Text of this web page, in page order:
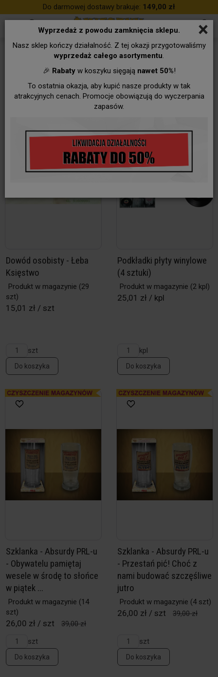
×
Wyprzedaż z powodu zamknięcia sklepu.
Nasz sklep kończy działalność. Z tej okazji przygotowaliśmy
wyprzedaż całego asortymentu.
🎉 Rabatyw koszyku sięgają nawet 50%!
To ostatnia okazja, aby kupić nasze produkty w tak
atrakcyjnych cenach. Promocje obowiązują do wyczerpania
zapasów.
Do darmowej dostawy brakuje: 149,00 zł
PAMIĄTKI PRL-u
Dowód osobisty - Łeba
Księstwo
Produkt w magazynie (29
szt)
15,01 zł / szt
szt
Do koszyka
Podkładki płyty winylowe
(4 sztuki)
Produkt w magazynie (2 kpl)
25,01 zł / kpl
kpl
Do koszyka
Szklanka - Absurdy PRL-u
- Obywatelu pamiętaj
wesele w środę to słońce
w piątek ...
Produkt w magazynie (14
szt)
26,00 zł / szt
39,00 zł
szt
Do koszyka
Szklanka - Absurdy PRL-u
- Przestań pić! Choć z
nami budować szczęśliwe
jutro
Produkt w magazynie (4 szt)
26,00 zł / szt 39,00 zł
szt
Do koszyka